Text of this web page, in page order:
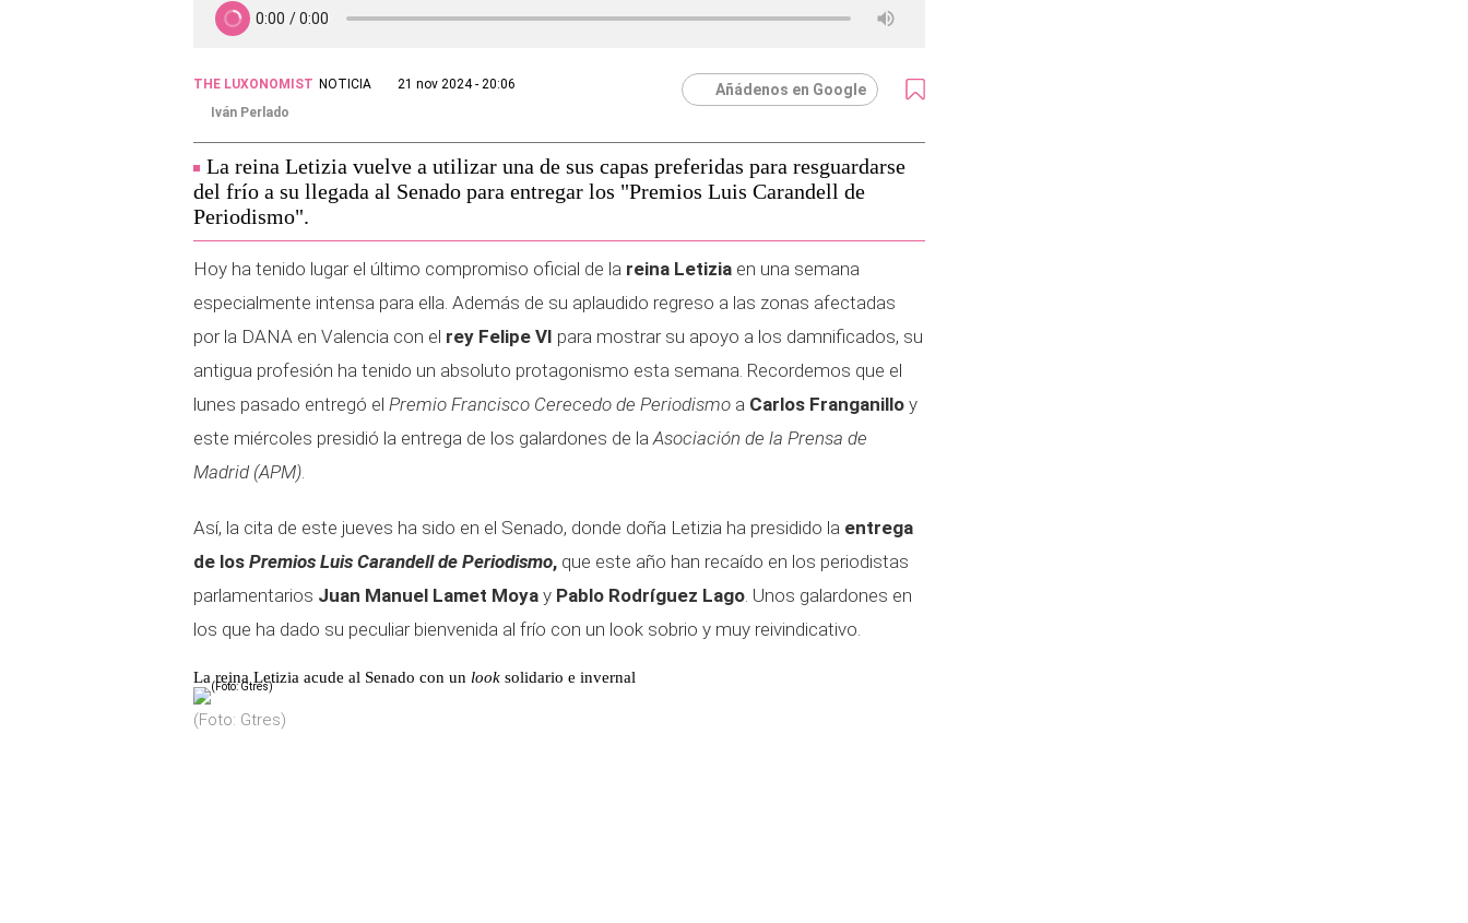
THE LUXONOMIST NOTICIA
21 nov 2024 - 20:06
Iván Perlado
Añádenos en Google
La reina Letizia vuelve a utilizar una de sus capas preferidas para resguardarse
del frío a su llegada al Senado para entregar los "Premios Luis Carandell de
Periodismo".
Hoy ha tenido lugar el último compromiso oficial de la reina Letizia en una semana
especialmente intensa para ella. Además de su aplaudido regreso a las zonas afectadas
por la DANA en Valencia con el rey Felipe VI para mostrar su apoyo a los damnificados, su
antigua profesión ha tenido un absoluto protagonismo esta semana. Recordemos que el
lunes pasado entregó el Premio Francisco Cerecedo de Periodismo a Carlos Franganillo y
este miércoles presidió la entrega de los galardones de la Asociación de la Prensa de
Madrid (APM)
Así, la cita de este jueves ha sido en el Senado, donde doña Letizia ha presidido la entrega
de los Premios Luis Carandell de Periodismo, que este año han recaído en los periodistas
parlamentarios Juan Manuel Lamet Moya y Pablo Rodríguez Lago . Unos galardones en
los que ha dado su peculiar bienvenida al frío con un look sobrio y muy reivindicativo.
La reina Letizia acude al Senado con un look solidario e invernal
(Foto: Gtres)